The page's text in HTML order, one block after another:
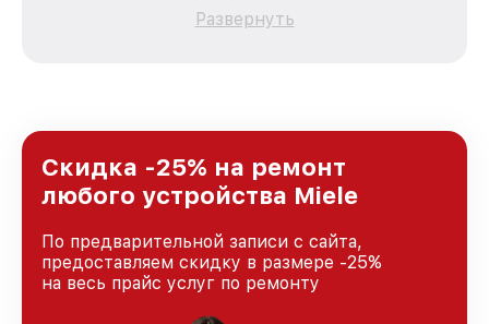
качественный и доступный ремонт для
каждого пользователя продукции Miele, вне
Нижнем Новгороде, постоянно повышая
уровень доверия и лояльности наших
клиентов.
Развернуть
Скидка -25% на ремонт
любого устройства Miele
По предварительной записи с сайта,
предоставляем скидку в размере -25%
на весь прайс услуг по ремонту